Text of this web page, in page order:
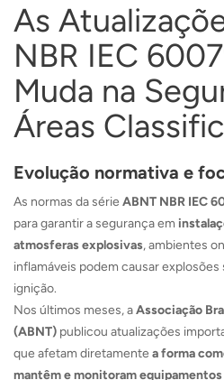
As
NBR IEC
Muda na
Áreas
Evolução normativa e
As normas da série ABNT NBR IEC
para garantir a segurança em
atmosferas explosivas, ambientes
inflamáveis podem causar
ignição.
Nos últimos meses, aAssociação
(ABNT) publicou atualizações
que afetam diretamente a forma
mantêm e monitoram equipamentos